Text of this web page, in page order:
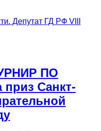
Депутат ГД РФ VIII
ПО
Санкт-